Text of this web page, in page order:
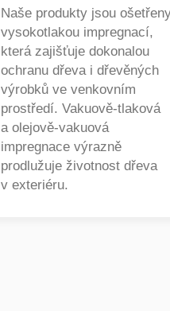
Naše produkty jsou
vysokotlakou impregnací,
která zajišťuje dokonalou
ochranu dřeva i dřevěných
výrobků ve venkovním
prostředí. Vakuově-tlaková
a olejově-vakuová
impregnace výrazně
prodlužuje životnost dřeva
v exteriéru.